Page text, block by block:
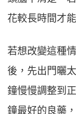
花較長時間才
若想改變這種
後，先出門曬
鐘慢慢調整到
鐘最好的良藥